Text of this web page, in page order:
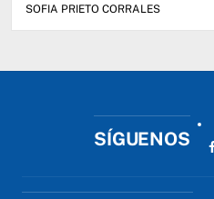
SOFIA PRIETO CORRALES
SÍGUENOS